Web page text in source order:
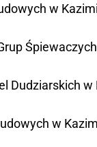
w
Dudziarskich w
w